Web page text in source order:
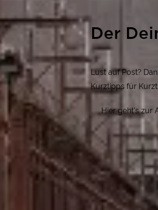
Der
Lust auf Post?
Kurztipps für
Hier geht's zur